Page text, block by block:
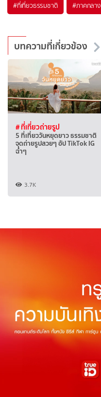
#ที่เที่ยวธรรมชาติ #ภาคกลาง
บทความที่เกี่ยวข้อง
# ที่เที่ยวถ่ายรูป
5 ที่เที่ยววันหยุดยาว ธรรมชาติ
จุดถ่ายรูปสวยๆ อัป TikTok IG
ฉ่ำๆ
3.7K